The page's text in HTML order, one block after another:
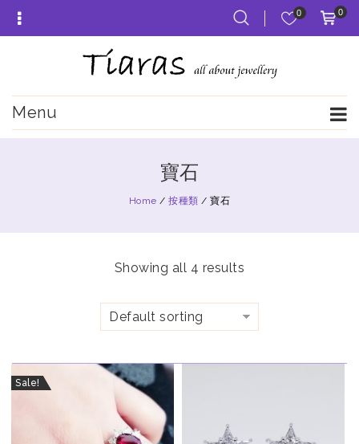
0
0
Menu
寶石
Home /按種類 /寶石
Showing all 4 results
Default sorting
Sale!